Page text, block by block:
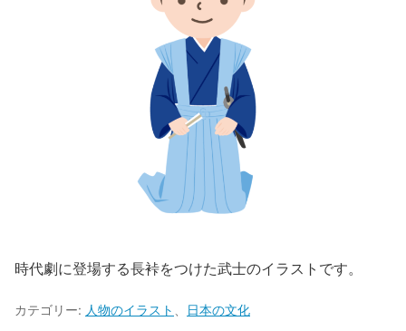
時代劇に登場する長裃をつけた武士のイラストです。
カテゴリー: 人物のイラスト 日本の文化